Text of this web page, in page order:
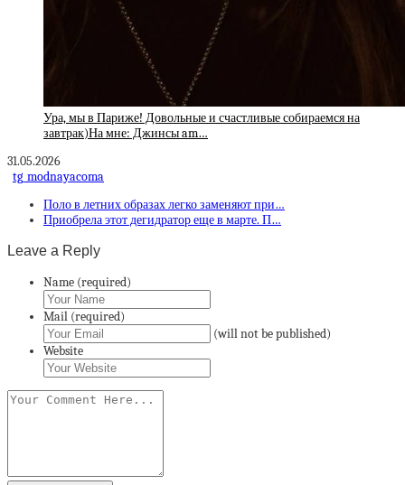
Ура, мы в Париже! Довольные и счастливые собираемся на
завтрак)На мне: Джинсы am…
31.05.2026
tg_modnayacoma
Поло в летних образах легко заменяют при…
Приобрела этот дегидратор еще в марте. П…
Leave a Reply
Name (required)
Mail (required)
(will not be published)
Website